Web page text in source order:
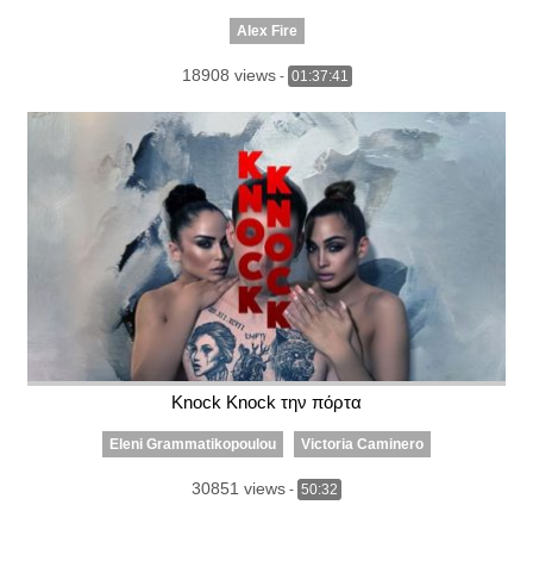
Alex Fire
18908 views- 01:37:41
Κnock Κnock την πόρτα
Eleni Grammatikopoulou Victoria Caminero
30851 views - 50:32